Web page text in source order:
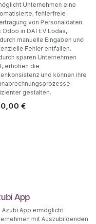
Unternehmen eine
fehlerfreie
von Personaldaten
Odoo in DATEV Lodas,
manuelle Eingaben und
Fehler entfallen.
sparen Unternehmen
erhöhen die
und können ihre
gestalten.
€
App
Azubi App ermöglicht
mit Auszubildenden